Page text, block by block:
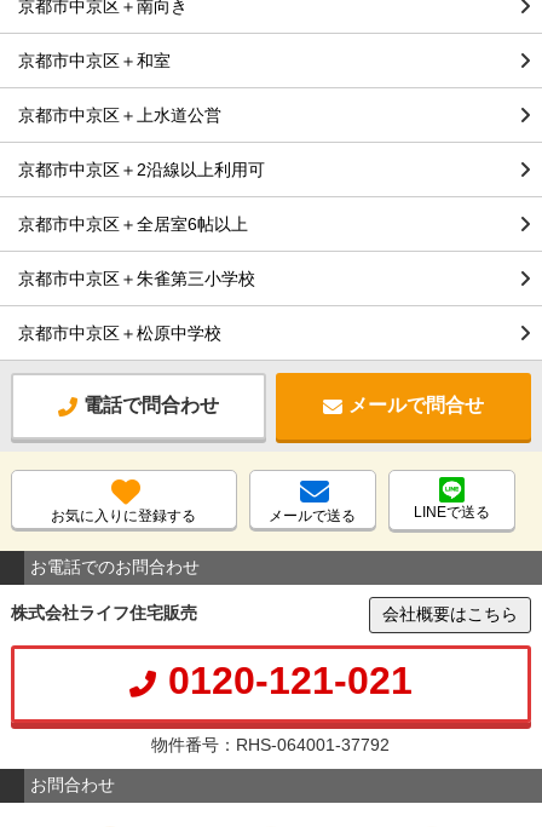
京都市中京区＋南向き
京都市中京区＋和室
京都市中京区＋上水道公営
京都市中京区＋2沿線以上利用可
京都市中京区＋全居室6帖以上
京都市中京区＋朱雀第三小学校
京都市中京区＋松原中学校
電話で問合わせ メールで問合せ
お気に入りに登録する メールで送る LINEで送る
お電話でのお問合わせ
株式会社ライフ住宅販売 会社概要はこちら
0120-121-021
物件番号：RHS-064001-37792
お問合わせ